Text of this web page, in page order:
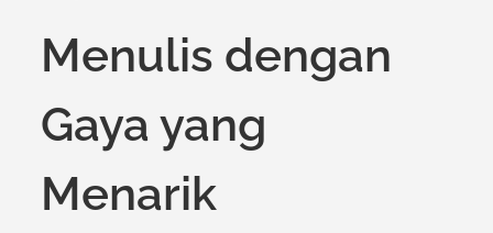
Menulis dengan
Gaya yang
Menarik